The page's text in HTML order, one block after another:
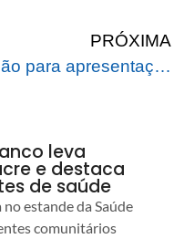
PRÓXIMA
Prefeitura realiza reunião para apresentação da nova superintendente da Conab no Acre e faz alinhamentos de ações na capital acreana
leva
e destaca
de saúde
estande da Saúde
comunitários